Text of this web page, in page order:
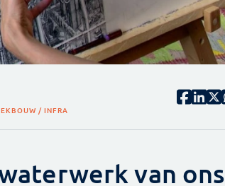
BOUW / INFRA
van ons